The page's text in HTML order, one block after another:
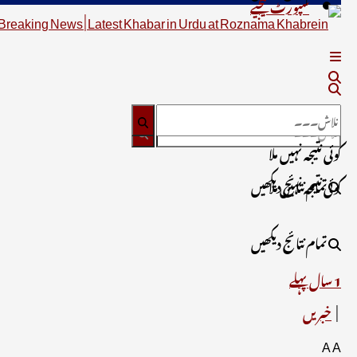
کوئی نتیجہ نہیں ملا
تمام نتائج دیکھیں
کوئی نتیجہ نہیں ملا
تمام نتائج دیکھیں
1 سال پہلے
خبریں
AA